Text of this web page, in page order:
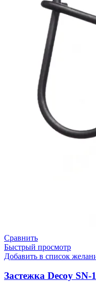
Сравнить
Быстрый просмотр
Добавить в список
Застежка Decoy